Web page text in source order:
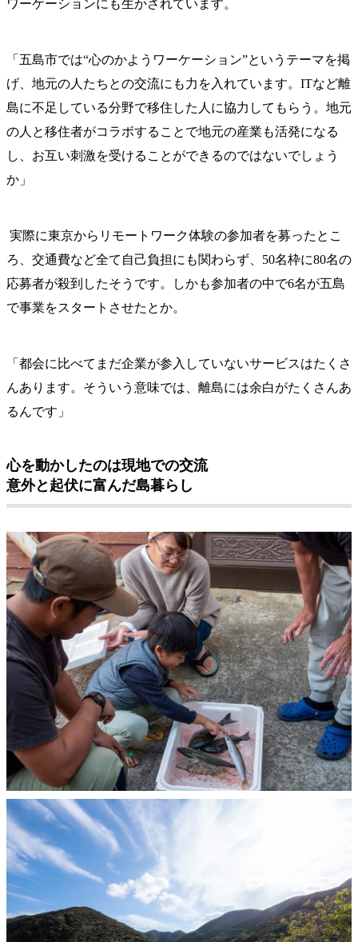
ワーケーションにも生かされています。
「五島市では“心のかようワーケーション”というテーマを掲
げ、地元の人たちとの交流にも力を入れています。ITなど離
島に不足している分野で移住した人に協力してもらう。地元
の人と移住者がコラボすることで地元の産業も活発になる
し、お互い刺激を受けることができるのではないでしょう
か」
実際に東京からリモートワーク体験の参加者を募ったとこ
ろ、交通費など全て自己負担にも関わらず、50名枠に80名の
応募者が殺到したそうです。しかも参加者の中で6名が五島
で事業をスタートさせたとか。
「都会に比べてまだ企業が参入していないサービスはたくさ
んあります。そういう意味では、離島には余白がたくさんあ
るんです」
心を動かしたのは現地での交流
意外と起伏に富んだ島暮らし